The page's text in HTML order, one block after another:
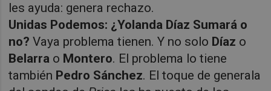
les ayuda: genera rechazo.
Unidas Podemos: ¿Yolanda Díaz Sumará o
no? Vaya problema tienen. Y no solo Díaz o
Belarra o Montero. El problema lo tiene
también Pedro Sánchez. El toque de generala